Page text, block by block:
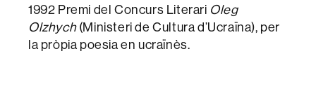
1992 Premi del Concurs Literari Oleg
Olzhych(Ministeri de Cultura d’Ucraïna), per
la pròpia poesia en ucraïnès.